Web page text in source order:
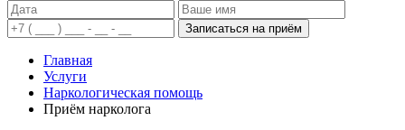
Записаться на приём
Главная
Услуги
Наркологическая помощь
Приём нарколога